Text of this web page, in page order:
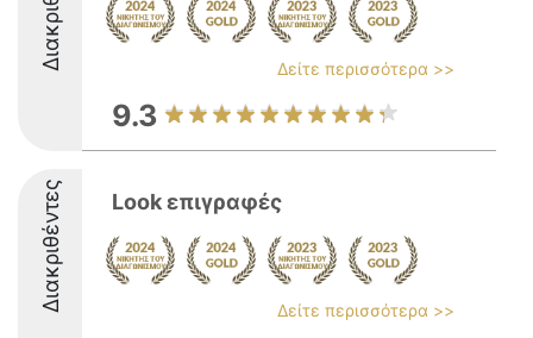
Δείτε περισσότερα >>
9.3
Διακριθέντες Look επιγραφές
Δείτε περισσότερα >>